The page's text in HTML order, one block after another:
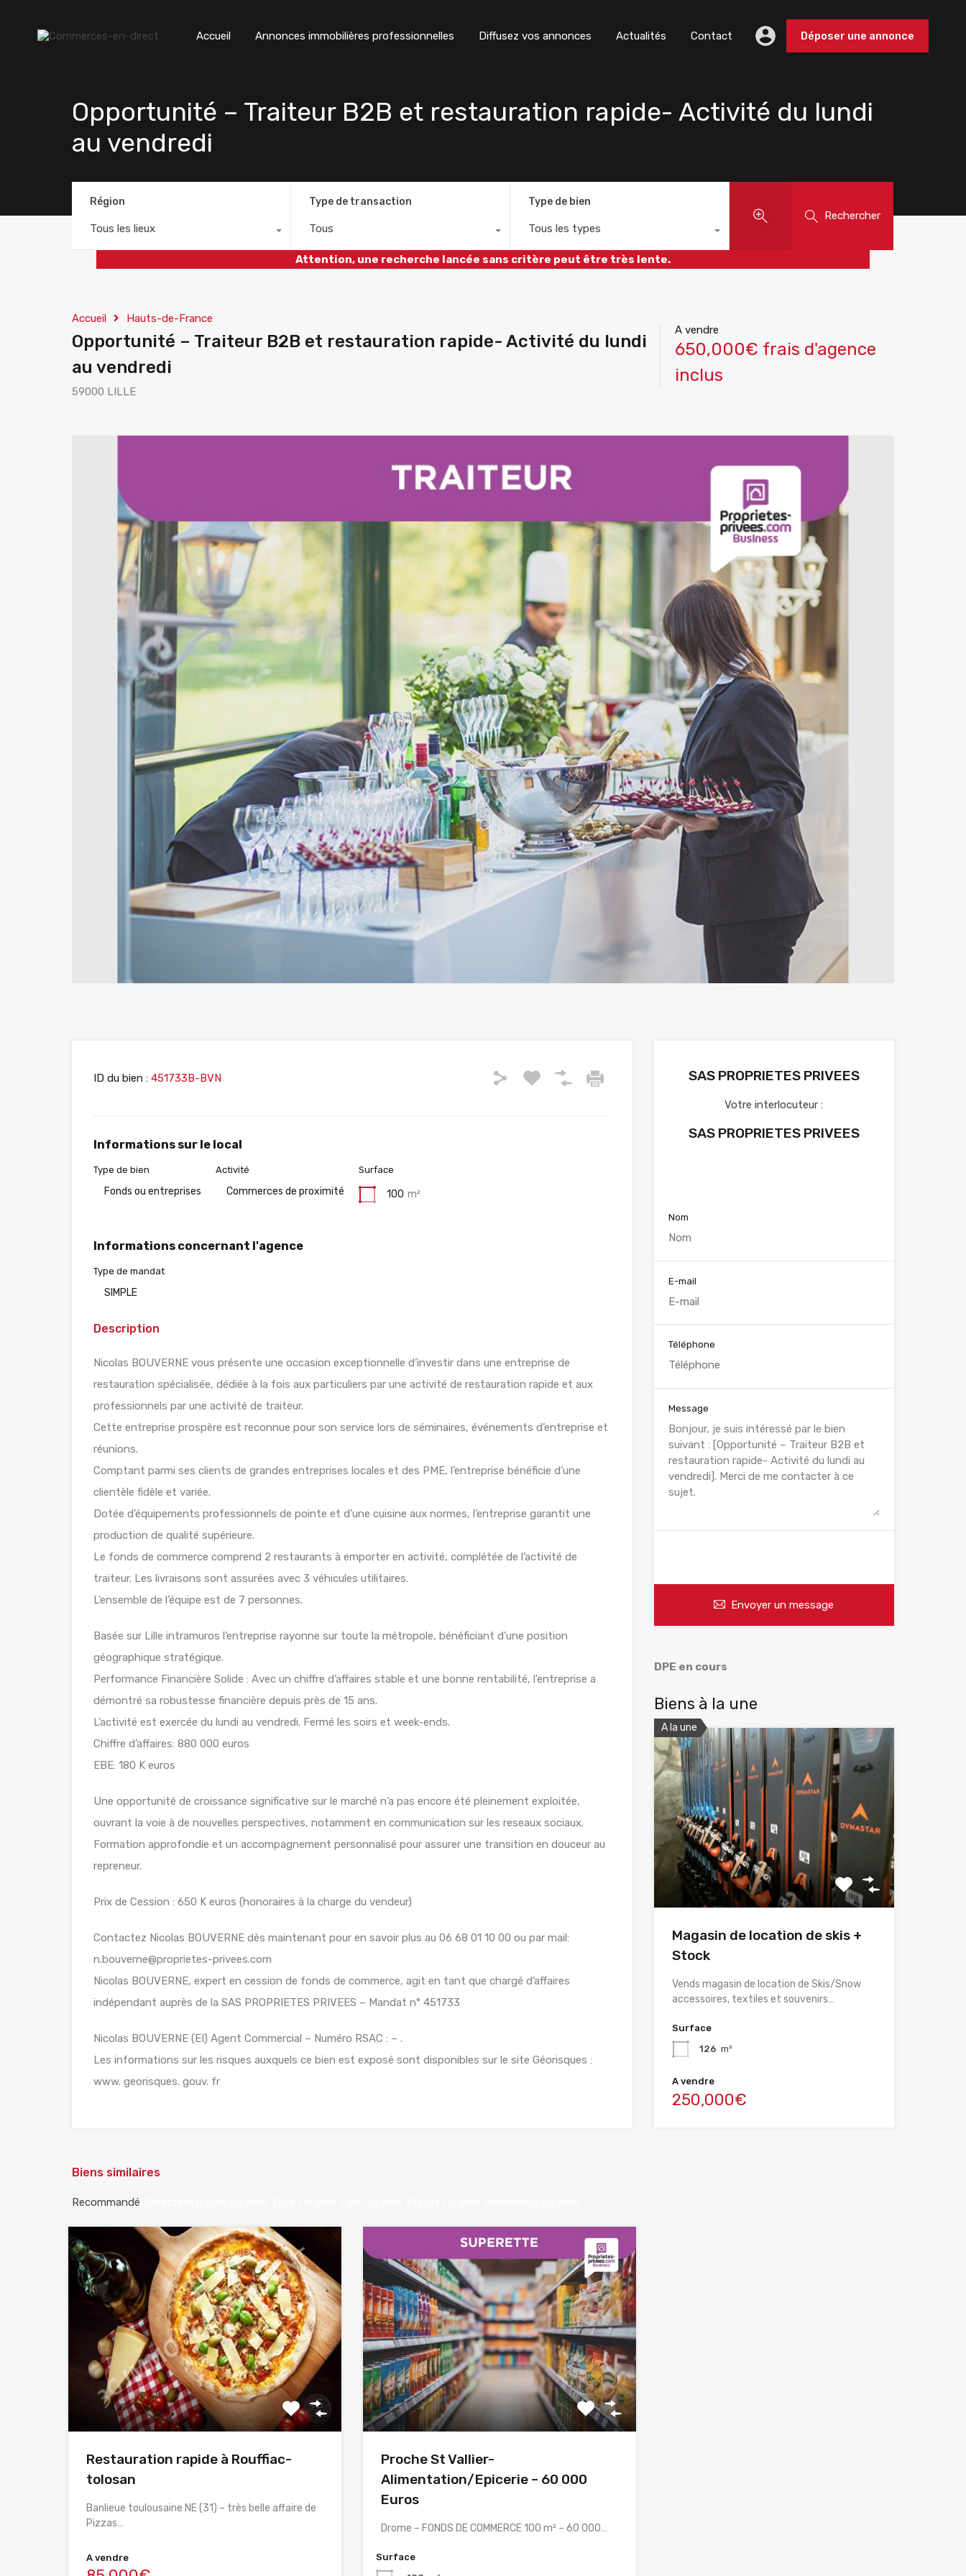
Accueil Annonces immobilières professionnelles Diffusez vos annonces Actualités Contact Déposer une annonce
Opportunité – Traiteur B2B et restauration rapide- Activité du lundi
au vendredi
Région
Tous les lieux
Type de transaction
Tous
Type de bien
Tous les types
Rechercher
Attention, une recherche lancée sans critère peut être très lente.
Accueil Hauts-de-France
Opportunité – Traiteur B2B et restauration rapide- Activité du lundi
au vendredi
59000 LILLE
A vendre
650,000€ frais d'agence
inclus
ID du bien : 451733B-BVN
Informations sur le local
Type de bien
Fonds ou entreprises
Activité
Commerces de proximité
Surface
100 m²
Informations concernant l'agence
Type de mandat
SIMPLE
Description
Nicolas BOUVERNE vous présente une occasion exceptionnelle d’investir dans une entreprise de
restauration spécialisée, dédiée à la fois aux particuliers par une activité de restauration rapide et aux
professionnels par une activité de traiteur.
Cette entreprise prospère est reconnue pour son service lors de séminaires, événements d’entreprise et
réunions.
Comptant parmi ses clients de grandes entreprises locales et des PME, l’entreprise bénéficie d’une
clientèle fidèle et variée.
Dotée d’équipements professionnels de pointe et d’une cuisine aux normes, l’entreprise garantit une
production de qualité supérieure.
Le fonds de commerce comprend 2 restaurants à emporter en activité, complétée de l’activité de
traiteur. Les livraisons sont assurées avec 3 véhicules utilitaires.
L’ensemble de l’équipe est de 7 personnes.
Basée sur Lille intramuros l’entreprise rayonne sur toute la métropole, bénéficiant d’une position
géographique stratégique.
Performance Financière Solide : Avec un chiffre d’affaires stable et une bonne rentabilité, l’entreprise a
démontré sa robustesse financière depuis près de 15 ans.
L’activité est exercée du lundi au vendredi. Fermé les soirs et week-ends.
Chiffre d’affaires: 880 000 euros
EBE: 180 K euros
Une opportunité de croissance significative sur le marché n’a pas encore été pleinement exploitée,
ouvrant la voie à de nouvelles perspectives, notamment en communication sur les reseaux sociaux.
Formation approfondie et un accompagnement personnalisé pour assurer une transition en douceur au
repreneur.
Prix de Cession : 650 K euros (honoraires à la charge du vendeur)
Contactez Nicolas BOUVERNE dès maintenant pour en savoir plus au 06 68 01 10 00 ou par mail:
n.bouverne@proprietes-privees.com
Nicolas BOUVERNE, expert en cession de fonds de commerce, agit en tant que chargé d’affaires
indépendant auprès de la SAS PROPRIETES PRIVEES – Mandat n° 451733
Nicolas BOUVERNE (EI) Agent Commercial – Numéro RSAC : – .
Les informations sur les risques auxquels ce bien est exposé sont disponibles sur le site Géorisques :
www. georisques. gouv. fr
Biens similaires
Recommandé
Restauration rapide à Rouffiac-
tolosan
Banlieue toulousaine NE (31) – très belle affaire de
Pizzas…
A vendre
Proche St Vallier-
Alimentation/Epicerie – 60 000
Euros
Drome – FONDS DE COMMERCE 100 m² – 60 000…
Surface
SAS PROPRIETES PRIVEES
Votre interlocuteur :
SAS PROPRIETES PRIVEES
Nom
E-mail
Téléphone
Message
Envoyer un message
DPE en cours
Biens à la une
A la une
Magasin de location de skis +
Stock
Vends magasin de location de Skis/Snow
accessoires, textiles et souvenirs…
Surface
126 m²
A vendre
250,000€